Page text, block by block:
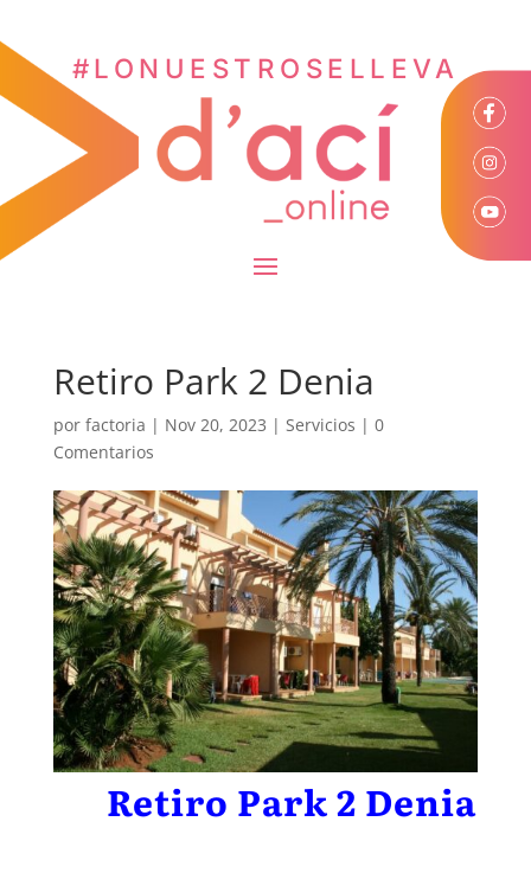
#LONUESTROSELLEVA
Retiro Park 2 Denia
por factoria | Nov 20, 2023 | Servicios | 0
Comentarios
Retiro Park 2 Denia